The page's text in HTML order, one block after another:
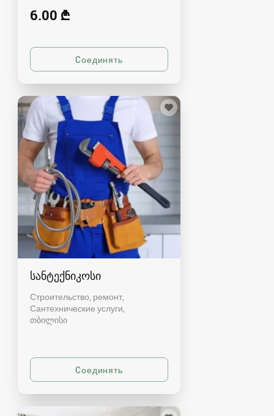
6.00 ₾
სანტექნიკოსი
Строительство, ремонт,
Сантехнические услуги
თბილისი